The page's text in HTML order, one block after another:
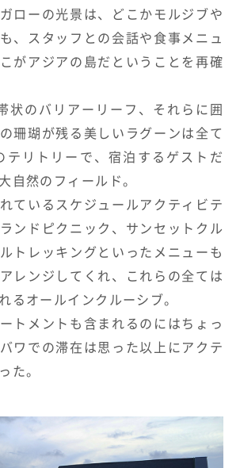
ローの光景は、どこかモルジブや
、スタッフとの会話や食事メニュ
がアジアの島だということを再確
状のバリアーリーフ、それらに囲
珊瑚が残る美しいラグーンは全て
テリトリーで、宿泊するゲストだ
自然のフィールド。
ているスケジュールアクティビテ
ンドピクニック、サンセットクル
トレッキングといったメニューも
レンジしてくれ、これらの全ては
るオールインクルーシブ。
トメントも含まれるのにはちょっ
ワでの滞在は思った以上にアクテ
た。